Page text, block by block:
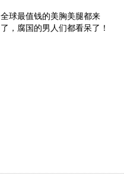
全球最值钱的美胸美腿都来
了，腐国的男人们都看呆了！